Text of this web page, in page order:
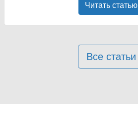
Читать статью
Все статьи